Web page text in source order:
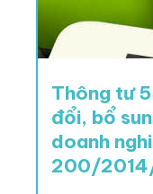
Thông tư
đổi, bổ
doanh
200/